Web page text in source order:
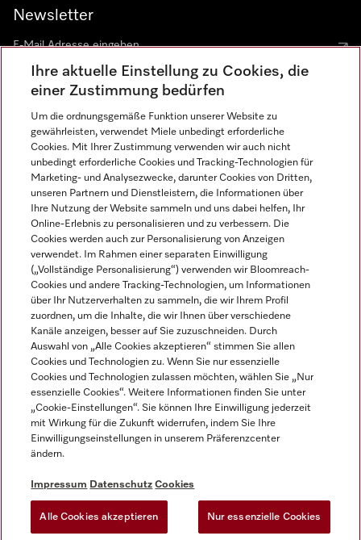
Newsletter
Sprache
DEUTSCH
Impressum
AGB
Datenschutz
Nutzungsbedingungen
Gesetzen über digitale Dienste
Cookie-Einstellungen
Miele auf Instagram
Miele auf Youtube
Ihre aktuelle Einstellung zu Cookies, die
einer Zustimmung bedürfen
Um die ordnungsgemäße Funktion unserer Website zu
gewährleisten, verwendet Miele unbedingt erforderliche
Cookies. Mit Ihrer Zustimmung verwenden wir auch nicht
unbedingt erforderliche Cookies und Tracking-Technologien für
Marketing- und Analysezwecke, darunter Cookies von Dritten,
unseren Partnern und Dienstleistern, die Informationen über
Ihre Nutzung der Website sammeln und uns dabei helfen, Ihr
Online-Erlebnis zu personalisieren und zu verbessern. Die
Cookies werden auch zur Personalisierung von Anzeigen
verwendet. Im Rahmen einer separaten Einwilligung
(„Vollständige Personalisierung“) verwenden wir Bloomreach-
Cookies und andere Tracking-Technologien, um Informationen
über Ihr Nutzerverhalten zu sammeln, die wir Ihrem Profil
zuordnen, um die Inhalte, die wir Ihnen über verschiedene
Kanäle anzeigen, besser auf Sie zuzuschneiden. Durch
Auswahl von „Alle Cookies akzeptieren“ stimmen Sie allen
Cookies und Technologien zu. Wenn Sie nur essenzielle
Cookies und Technologien zulassen möchten, wählen Sie „Nur
essenzielle Cookies“. Weitere Informationen finden Sie unter
„Cookie-Einstellungen“. Sie können Ihre Einwilligung jederzeit
mit Wirkung für die Zukunft widerrufen, indem Sie Ihre
Einwilligungseinstellungen in unserem Präferenzcenter
ändern.
Impressum Datenschutz Cookies
Alle Cookies akzeptieren Nur essenzielle Cookies